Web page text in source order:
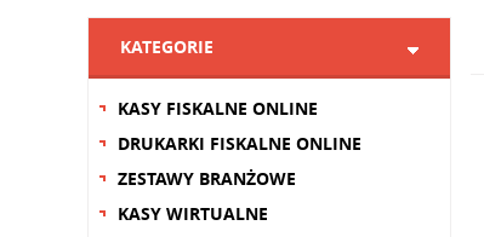
KATEGORIE
KASY FISKALNE ONLINE
DRUKARKI FISKALNE ONLINE
ZESTAWY BRANŻOWE
KASY WIRTUALNE